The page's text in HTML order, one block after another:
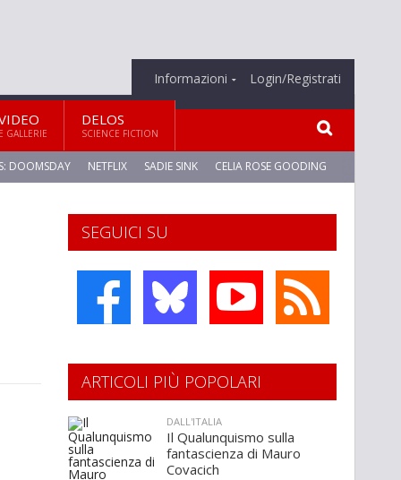
Informazioni Login/Registrati
E GALLERIE
DELOS
SCIENCE FICTION
DOOMSDAY NETFLIX SADIE SINK CELIA ROSE GOODING
SEGUICI SU
ARTICOLI PIÙ POPOLARI
DALL'ITALIA
Il Qualunquismo sulla
fantascienza di Mauro
Covacich